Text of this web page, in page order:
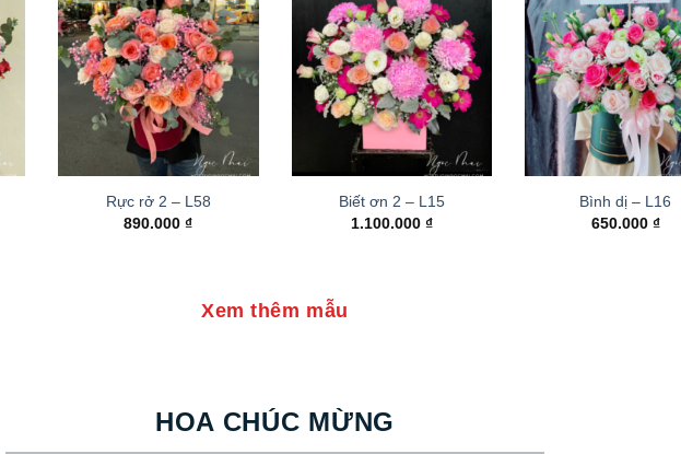
Rực rở 2 – L58
890.000₫
Biết ơn 2 – L15
1.100.000 ₫
Bình dị – L16
650.000 ₫
Xem thêm mẫu
HOA CHÚC MỪNG